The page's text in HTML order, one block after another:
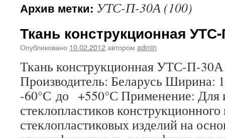
Архив метки: УТС-П-30А (100)
Ткань конструкционная
Опубликовано 10.02.2012автором admin
Ткань конструкционная УТС-П-
Производитель: Беларусь Ширина:
-60°С до +550°С Применение: Для
стеклопластиков
стеклопластиковых изделий на